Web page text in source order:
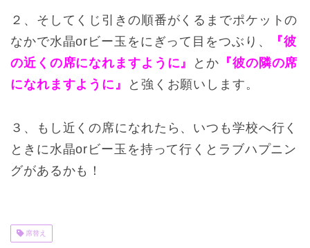
２、そしてくじ引きの順番がくるまでポケットの
なかで水晶orビー玉をにぎって目をつぶり、
『彼
の近くの席になれますように』
とか 『彼の隣の席
になれますように』
と強くお願いします。
３、もし近くの席になれたら、いつも学校へ行く
ときに水晶orビー玉を持って行くとラブハプニン
グがあるかも！
席替え